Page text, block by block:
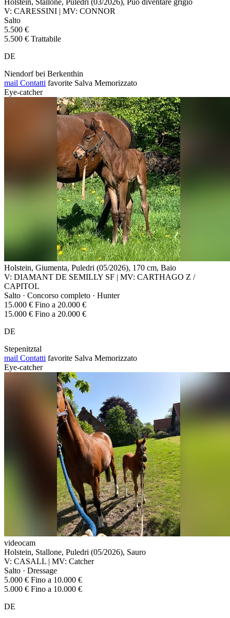
V: CARESSINI | MV: CONNOR
Salto
5.500 €
5.500 € Trattabile
DE
Niendorf bei Berkenthin
mail Contatti favorite Salva Memorizzato
Eye-catcher
Holstein, Giumenta, Puledri (05/2026), 170 cm, Baio
V: DIAMANT DE SEMILLY SF | MV: CARTHAGO Z /
CAPITOL
Salto · Concorso completo · Hunter
15.000 € Fino a 20.000 €
15.000 € Fino a 20.000 €
DE
Stepenitztal
mail Contatti favorite Salva Memorizzato
Eye-catcher
videocam
Holstein, Stallone, Puledri (05/2026), Sauro
V: CASALL | MV: Catcher
Salto · Dressage
5.000 € Fino a 10.000 €
5.000 € Fino a 10.000 €
DE